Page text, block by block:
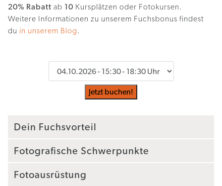
20% Rabatt ab 10 Kursplätzen oder Fotokursen.
Weitere Informationen zu unserem Fuchsbonus findest
du in unserem Blog.
Jetzt buchen!
Dein Fuchsvorteil
Fotografische Schwerpunkte
Fotoausrüstung